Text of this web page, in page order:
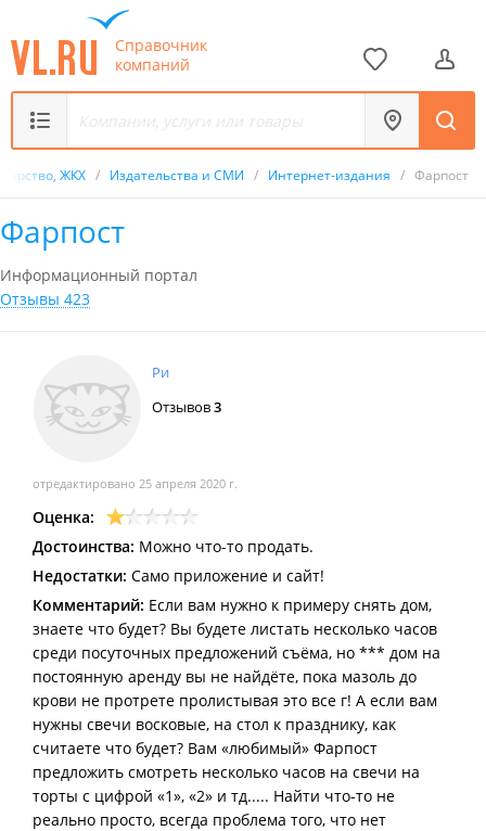
Справочник
компаний
ЖКХ / Издательства и СМИ / Интернет-издания / Фарпост
Фарпост
Информационный портал
Отзывы 423
Ри
Отзывов3
отредактировано 25 апреля 2020 г.
Оценка:
Достоинства: Можно что-то продать.
Недостатки: Само приложение и сайт!
Комментарий: Если вам нужно к примеру снять дом,
знаете что будет? Вы будете листать несколько часов
среди посуточных предложений съёма, но *** дом на
постоянную аренду вы не найдёте, пока мазоль до
крови не протрете пролистывая это все г! А если вам
нужны свечи восковые, на стол к празднику, как
считаете что будет? Вам «любимый» Фарпост
предложить смотреть несколько часов на свечи на
торты с цифрой «1», «2» и тд..... Найти что-то не
реально просто, всегда проблема того, что нет